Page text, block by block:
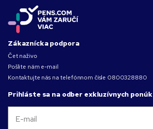
Zákaznícka podpora
Čet naživo
Pošlite nám e-mail
Kontaktujte nás na telefónnom čísle 0800328880
Prihláste sa na odber exkluzívnych ponúk